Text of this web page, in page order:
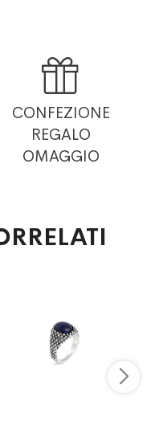

CONFEZIONE
REGALO
OMAGGIO